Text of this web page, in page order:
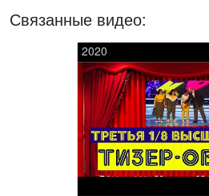
Связанные видео:
2020